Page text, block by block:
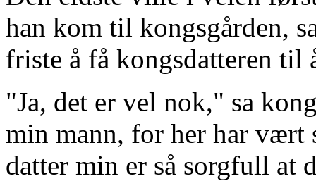
han kom til kongsgården,
friste å få kongsdatteren til
"Ja, det er vel nok," sa
min mann, for her har vært
datter min er så sorgfull at